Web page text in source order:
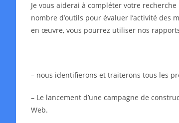
Je vous aiderai à compléter votre
nombre d’outils pour évaluer l’activité
en œuvre, vous pourrez utiliser nos
– nous identifierons et traiterons tous les
– Le lancement d’une campagne de
Web.